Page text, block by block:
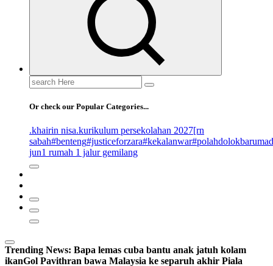
Search
for:
Or check our Popular Categories...
.khairin nisa.kurikulum persekolahan 2027[rn
sabah#benteng#justiceforzara#kekalanwar
jun1 rumah 1 jalur gemilang
Trending News: Bapa lemas cuba bantu anak jatuh kolam
ikanGol Pavithran bawa Malaysia ke separuh akhir Piala